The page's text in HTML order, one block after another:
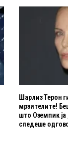
Шарлиз Терон
мрзителите!
што Оземпик ја
следеше